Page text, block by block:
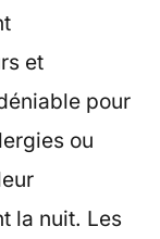
et
pour
ou
la nuit. Les